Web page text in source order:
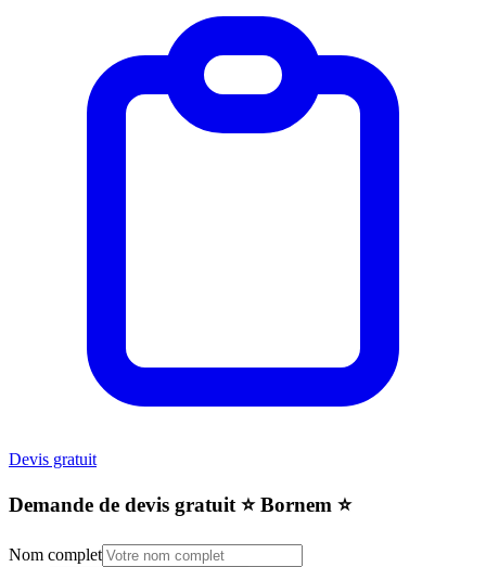
Devis gratuit
Demande de devis gratuit ⭐️ Bornem ⭐️
Nom complet